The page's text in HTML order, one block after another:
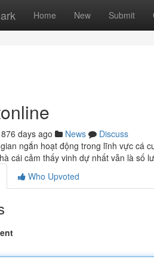
Home New Submit
876 days ago News
Discuss
ngắn hoạt động trong lĩnh vực cá
cái cảm thấy vinh dự nhất vẫn là số
Who Upvoted